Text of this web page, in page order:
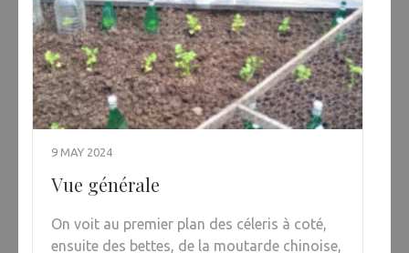
9 MAY 2024
Vue générale
On voit au premier plan des céleris à coté,
ensuite des bettes, de la moutarde chinoise,